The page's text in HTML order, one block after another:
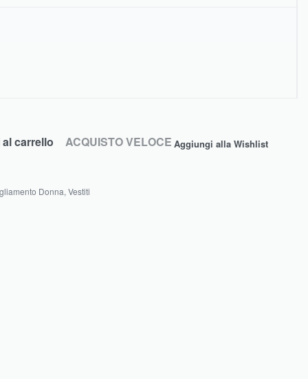
carrello ACQUISTO VELOCE Aggiungi alla Wishlist
Donna, Vestiti